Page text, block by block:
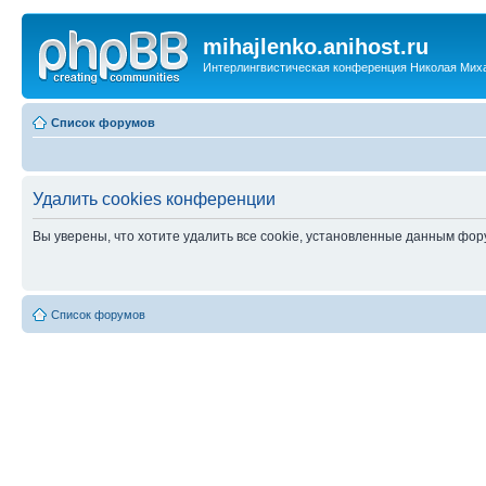
mihajlenko.anihost.ru
Интерлингвистическая конференция Николая
Список форумов
Удалить cookies конференции
Вы уверены, что хотите удалить все cookie, установленные данным
Список форумов